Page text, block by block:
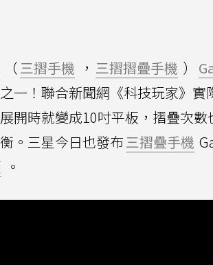
（三摺手機 ， 三摺摺疊手機 ）
一！聯合新聞網《科技玩家》實
開時就變成10吋平板，摺疊次
。三星今日也發布三摺疊手機
。